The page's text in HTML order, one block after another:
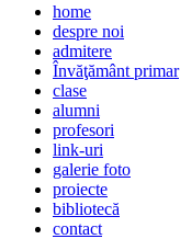
home
despre noi
admitere
Învăţământ primar
clase
alumni
profesori
link-uri
galerie foto
proiecte
bibliotecă
contact